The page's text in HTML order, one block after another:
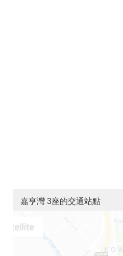
嘉亨灣 3座的交通站點